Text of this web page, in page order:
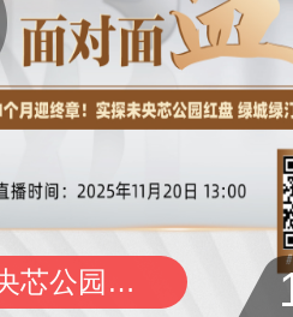
直播回放：开盘1个月迎终章！实探未央芯公园红盘绿城绿汀芳菲